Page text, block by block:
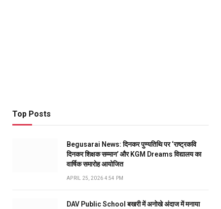
Top Posts
Begusarai News: दिनकर पुण्यतिथि पर ‘राष्ट्रकवि
दिनकर शिक्षक सम्मान’ और KGM Dreams विद्यालय का
वार्षिक समारोह आयोजित
APRIL 25, 2026 4:54 PM
DAV Public School बखरी में अनोखे अंदाज में मनाया